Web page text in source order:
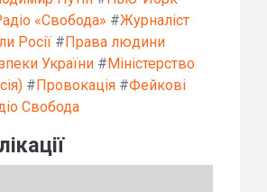
«Свобода» #Журналіст
Росії # Права людини
України # Міністерство
# Провокація #Фейкові
Свобода